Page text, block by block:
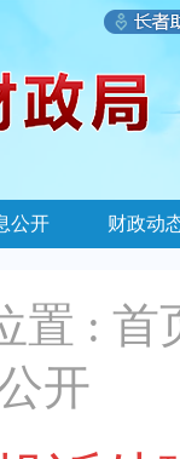
公开 财政动
置 : 首
开